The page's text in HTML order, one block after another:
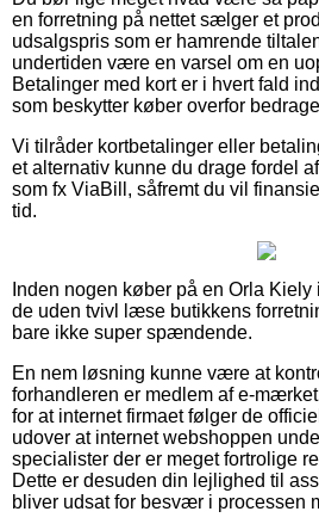
en forretning på nettet sælger et
udsalgspris som er hamrende
undertiden være en varsel om en
Betalinger med kort er i hvert fald
som beskytter køber overfor
Vi tilråder kortbetalinger eller
et alternativ kunne du drage fordel
som fx ViaBill, såfremt du vil
tid.
Inden nogen køber på en Orla
de uden tvivl læse butikkens
bare ikke super spændende.
En nem løsning kunne være at
forhandleren er medlem af e-
for at internet firmaet følger de
udover at internet webshoppen
specialister der er meget fortrolige
Dette er desuden din lejlighed til
bliver udsat for besvær i processen